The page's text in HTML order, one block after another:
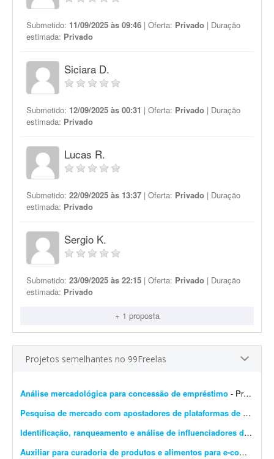
Submetido: 11/09/2025 às 09:46 | Oferta: Privado | Duração
estimada: Privado
Siciara D.
Submetido: 12/09/2025 às 00:31 | Oferta: Privado | Duração
estimada: Privado
Lucas R.
Submetido: 22/09/2025 às 13:37 | Oferta: Privado | Duração
estimada: Privado
Sergio K.
Submetido: 23/09/2025 às 22:15 | Oferta: Privado | Duração
estimada: Privado
+ 1 proposta
Projetos semelhantes no 99Freelas
Análise mercadológica para concessão de empréstimo - Preciso de uma análise mercadológica para fins de concessão de empréstimo. O trabalho é URGENTE. Requisito: profissional cadastrado no Corecon.
Pesquisa de mercado com apostadores de plataformas de cassino
Identificação, ranqueamento e análise de influenciadores de cosplay
Auxiliar para curadoria de produtos e alimentos para e-commerce